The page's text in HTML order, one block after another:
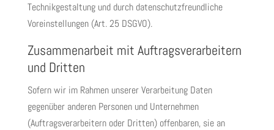
Technikgestaltung und durch datenschutzfreundliche
Voreinstellungen (Art. 25 DSGVO).
Zusammenarbeit mit Auftragsverarbeitern
und Dritten
Sofern wir im Rahmen unserer Verarbeitung Daten
gegenüber anderen Personen und Unternehmen
(Auftragsverarbeitern oder Dritten) offenbaren, sie an